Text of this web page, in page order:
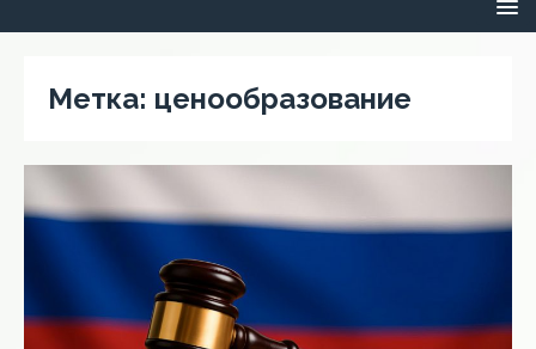
Метка: ценообразование